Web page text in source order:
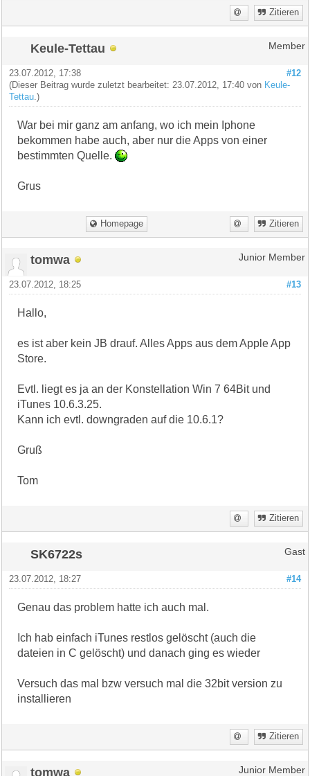
Zitieren
Keule-Tettau Member
#12
23.07.2012, 17:38
(Dieser Beitrag wurde zuletzt bearbeitet: 23.07.2012, 17:40 von Keule-
Tettau .)
War bei mir ganz am anfang, wo ich mein Iphone
bekommen habe auch, aber nur die Apps von einer
bestimmten Quelle.
Grus
Homepage Zitieren
tomwa Junior Member
#13
23.07.2012, 18:25
Hallo,
es ist aber kein JB drauf. Alles Apps aus dem Apple App
Store.
Evtl. liegt es ja an der Konstellation Win 7 64Bit und
iTunes 10.6.3.25.
Kann ich evtl. downgraden auf die 10.6.1?
Gruß
Tom
Zitieren
SK6722s Gast
#14
23.07.2012, 18:27
Genau das problem hatte ich auch mal.
Ich hab einfach iTunes restlos gelöscht (auch die
dateien in C gelöscht) und danach ging es wieder
Versuch das mal bzw versuch mal die 32bit version zu
installieren
Zitieren
tomwa Junior Member